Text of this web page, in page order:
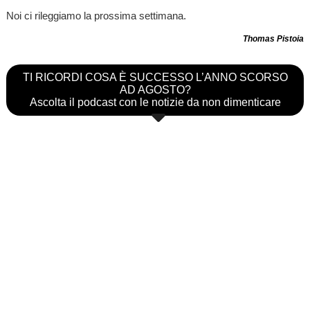
Noi ci rileggiamo la prossima settimana.
Thomas Pistoia
TI RICORDI COSA È SUCCESSO L’ANNO SCORSO
AD AGOSTO?
Ascolta il podcast con le notizie da non dimenticare